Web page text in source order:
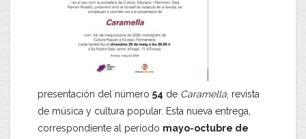
presentación del número 54 de Caramella , revista
de música y cultura popular. Esta nueva entrega,
correspondiente al periodo mayo-octubre de